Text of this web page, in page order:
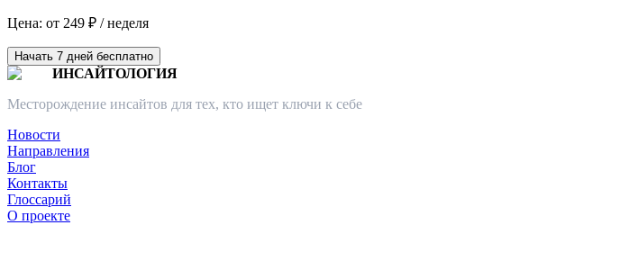
Цена: от 249 ₽ / неделя
Начать 7 дней бесплатно
ИНСАЙТОЛОГИЯ
Месторождение инсайтов для тех, кто ищет ключи к себе
Новости
Направления
Блог
Контакты
Глоссарий
О проекте